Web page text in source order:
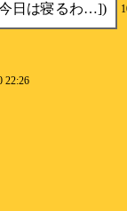
日は寝るわ…])
22:26